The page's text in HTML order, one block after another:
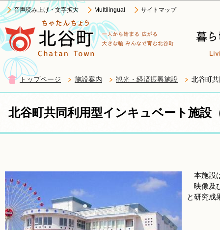
このページの本文へ移動
音声読み上げ・文字拡大 Multilingual サイトマップ
トップページ 施設案内 観光・経済振興施設 北谷町
北谷町共同利用型インキュベート施設
本施設
映像及
と研究成